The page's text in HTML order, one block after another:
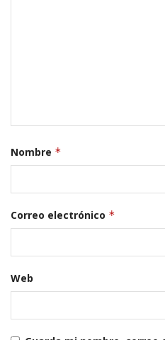
Nombre *
Correo electrónico *
Web